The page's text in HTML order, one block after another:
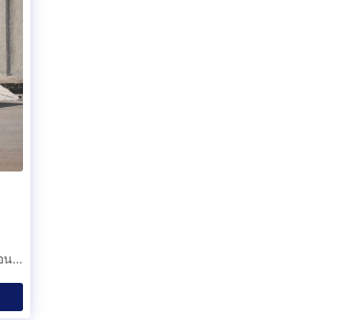
Toyota HILUX REVO 2.4 Double Cab Prerunner Mid Pickup สีบรอนซ์เงิน